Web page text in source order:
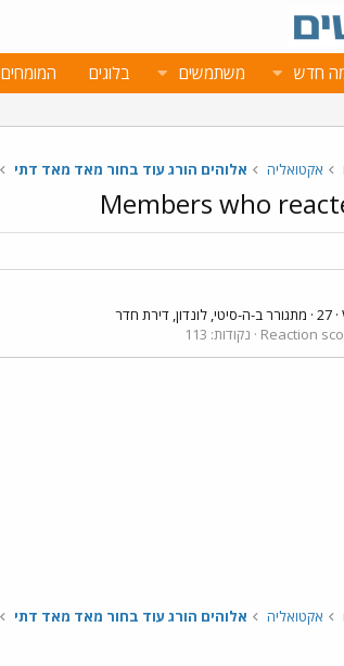
חדש משתמשים בלוגים המומחים
אקטואליה אלוהים הורג עוד בחור מאד מאד דתי
Members who
·
· מתגורר ב-ה-סיטי, לונדון, דירת חדר
Reaction נקודות 113
אקטואליה אלוהים הורג עוד בחור מאד מאד דתי